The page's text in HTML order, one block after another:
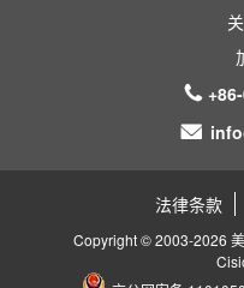
法律条款
Copyright © 2003-2026